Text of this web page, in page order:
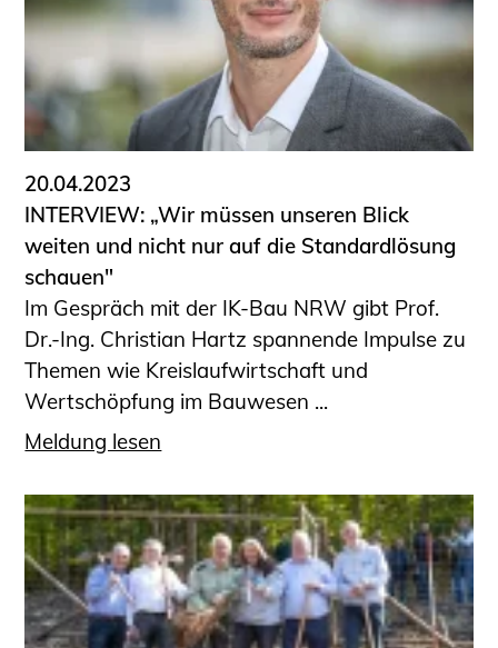
Sachkundige für Zustands- und
Funktionsprüfung privater
Abwasserleitungen
Vereinbarungen mit
Ingenieurkammern
Büronachfolge
Zusatzqualifikationen
Geschützter Bereich
Informationen für Auftraggeber und
Verbraucher
Ingenieursuche (Mitglieder der IK-Bau
NRW)
Fachlisten
Bauherren-ABC
Schüler und Studierende
Projekte für Schülerinnen und Schüler
START.ING. Das Studierenden Praxis-
Programm
Wissenswertes für Studierende
20.04.2023
INTERVIEW: „Wir müssen unseren Blick
weiten und nicht nur auf die Standardlösung
schauen"
Im Gespräch mit der IK-Bau NRW gibt Prof.
Dr.-Ing. Christian Hartz spannende Impulse zu
Themen wie Kreislaufwirtschaft und
Wertschöpfung im Bauwesen ...
Meldung lesen